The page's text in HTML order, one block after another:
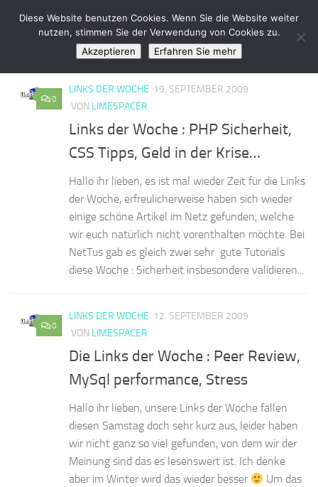
Zum Inhalt springen
LimeSpace - IT
LINKS DER WOCHE
0
LINKS DER WOCHE 19. SEPTEMBER 2009
VON LIMESPACER
Links der Woche : PHP Sicherheit,
CSS Tipps, Geld in der Krise…
Hallo ihr lieben, es ist mal wieder Zeit für die Links
der Woche, erfreulicherweise haben sich wieder
einige schöne Artikel im Netz gefunden, welche
wir euch natürlich nicht vorenthalten möchte. Bei
NetTus gab es gleich zwei sehr gute Tutorials
diese Woche : Sicherheit insbesondere validieren...
0
LINKS DER WOCHE 12. SEPTEMBER 2009
VON LIMESPACER
Die Links der Woche : Peer Review,
MySql performance, Stress
Hallo ihr lieben, unsere Links der Woche fallen
diesen Samstag doch sehr kurz aus, leider haben
wir nicht ganz so viel gefunden, von dem wir der
Meinung sind das es lesenswert ist. Ich denke
aber im Winter wird das wieder besser
Um das
Diese Website benutzen Cookies. Wenn Sie die Website weiter
nutzen, stimmen Sie der Verwendung von Cookies zu.
Akzeptieren
Erfahren Sie mehr